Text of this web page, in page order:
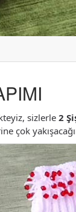
sizlerle 2
çok